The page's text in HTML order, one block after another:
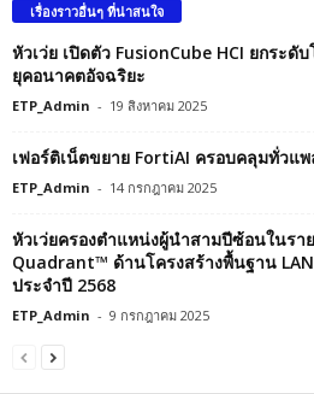
เรื่องราวอื่นๆ ที่น่าสนใจ
หัวเว่ย เปิดตัว FusionCube HCI ยกระ
ยุคอนาคตอัจฉริยะ
ETP_Admin - 19 สิงหาคม 2025
เฟอร์ติเน็ตขยาย FortiAI ครอบคลุมทั่วแ
ETP_Admin - 14 กรกฎาคม 2025
หัวเว่ยครองตำแหน่งผู้นำสามปีซ้อนในร
Quadrant™ ด้านโครงสร้างพื้นฐาน
ประจำปี 2568
ETP_Admin - 9 กรกฎาคม 2025